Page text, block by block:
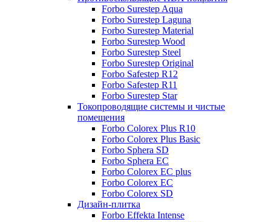
Forbo Surestep Aqua
Forbo Surestep Laguna
Forbo Surestep Material
Forbo Surestep Wood
Forbo Surestep Steel
Forbo Surestep Original
Forbo Safestep R12
Forbo Safestep R11
Forbo Surestep Star
Токопроводящие системы и чистые
помещения
Forbo Colorex Plus R10
Forbo Colorex Plus Basic
Forbo Sphera SD
Forbo Sphera EC
Forbo Colorex EC plus
Forbo Colorex EC
Forbo Colorex SD
Дизайн-плитка
Forbo Effekta Intense